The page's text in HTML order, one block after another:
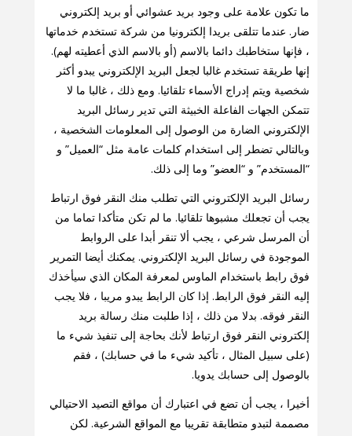
ما تكون علامة على وجود بريد عشوائي أو بريد إلكتروني
ضار. عندما تتلقى بريدا إلكترونيا من شركة تستخدم خدماتها
، فإنها ستخاطبك دائما بالاسم (أو بالاسم الذي أعطيته لهم).
إنها طريقة تستخدم غالبا لجعل البريد الإلكتروني يبدو أكثر
شخصية ويتم إدراج الأسماء تلقائيا. ومع ذلك ، غالبا ما لا
تتمكن الجهات الفاعلة الخبيثة التي تدير رسائل البريد
الإلكتروني الضارة من الوصول إلى المعلومات الشخصية ،
وبالتالي تضطر إلى استخدام كلمات عامة مثل “العميل” و
“المستخدم” و “العضو” وما إلى ذلك.
رسائل البريد الإلكتروني التي تطلب منك النقر فوق ارتباط
يجب أن تجعلك مشبوها تلقائيا. ما لم تكن متأكدا تماما من
أن المرسل شرعي ، يجب ألا تنقر أبدا على الروابط
الموجودة في رسائل البريد الإلكتروني. يمكنك أيضا التمرير
فوق رابط باستخدام الماوس لمعرفة المكان الذي سيأخذك
إليه النقر فوق الرابط. إذا كان الرابط يبدو مريبا ، فلا يجب
النقر فوقه. بدلا من ذلك ، إذا طلبت منك رسالة بريد
إلكتروني النقر فوق ارتباط لأنك بحاجة إلى تنفيذ شيء ما
(على سبيل المثال ، تأكيد شيء ما في حسابك) ، فقم
بالوصول إلى حسابك يدويا.
أخيرا ، يجب أن تضع في اعتبارك أن مواقع التصيد الاحتيالي
مصممة لتبدو متطابقة تقريبا مع المواقع الشرعية. لكن